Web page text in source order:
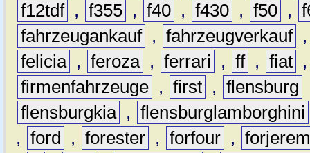
f12tdf , f355 , f40 , f430 , f50 ,
fahrzeugankauf , fahrzeugverkauf
felicia , feroza , ferrari , ff , fiat
firmenfahrzeuge , first , flensburg
flensburgkia , flensburglamborghini
, ford , forester , forfour ,